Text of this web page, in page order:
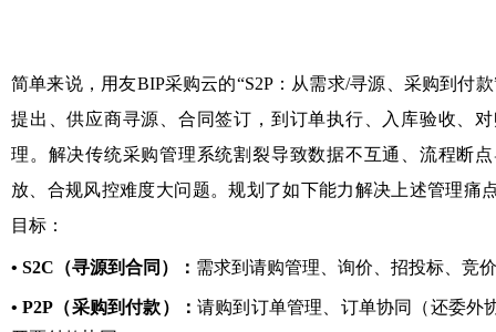
简单来说，用友BIP采购云的“S2P：从需求/寻源、采购到付
提出、供应商寻源、合同签订，到订单执行、入库验收、
理。解决传统采购管理系统割裂导致数据不互通、流程断
放、合规风控难度大问题。规划了如下能力解决上述管理痛
目标：
• S2C（寻源到合同）： 需求到请购管理、询价、招投标、竞
• P2P（采购到付款）： 请购到订单管理、订单协同（还委外